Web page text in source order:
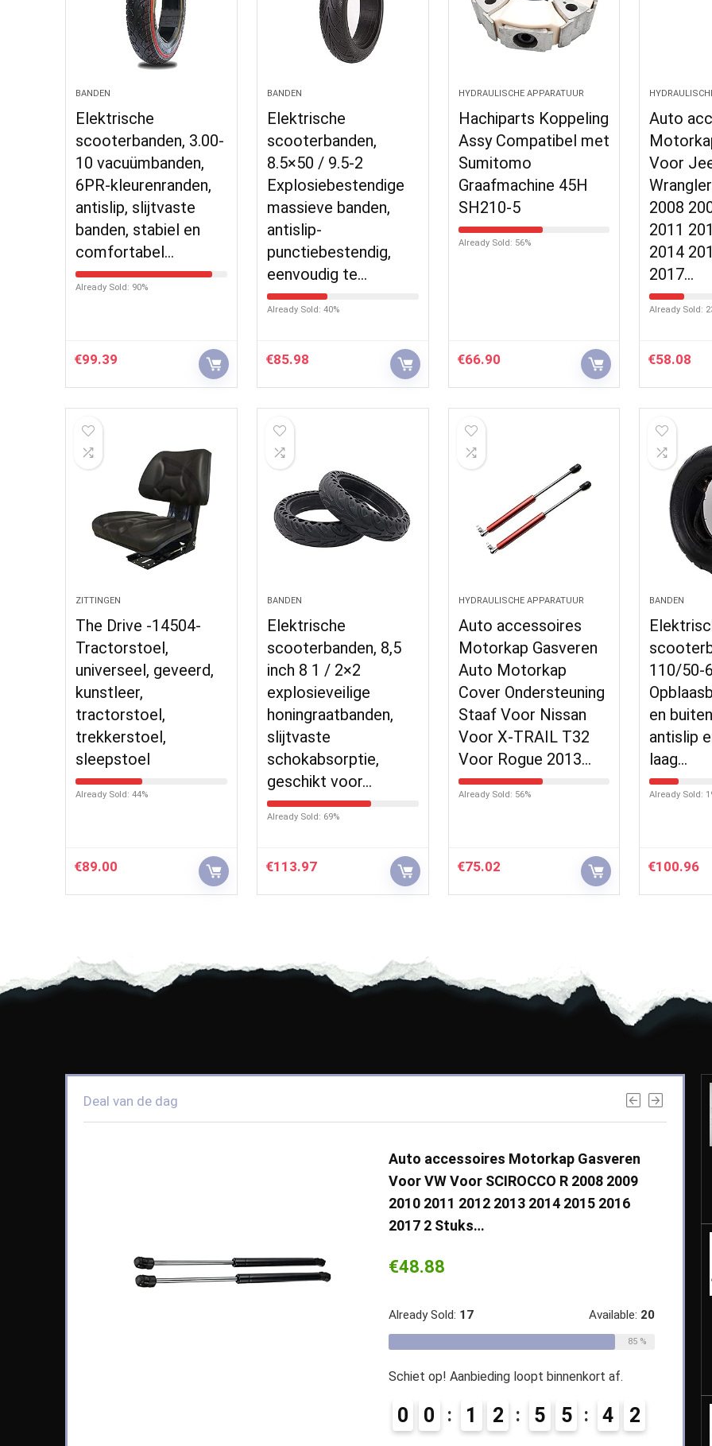
BANDEN
Elektrische
scooterbanden, 3.00-
10 vacuümbanden,
6PR-kleurenranden,
antislip, slijtvaste
banden, stabiel en
comfortabel…
Already Sold: 90%
€99.39
BANDEN
Elektrische
scooterbanden,
8.5×50 / 9.5-2
Explosiebestendige
massieve banden,
antislip-
punctiebestendig,
eenvoudig te…
Already Sold: 40%
€85.98
HYDRAULISCHE APPARATUUR
Hachiparts Koppeling
Assy Compatibel met
Sumitomo
Graafmachine 45H
SH210-5
Already Sold: 56%
€66.90
Auto
Voor
2008
2011
2014
2017…
Already Sold:
€58.08
ZITTINGEN
The Drive -14504-
Tractorstoel,
universeel, geveerd,
kunstleer,
tractorstoel,
trekkerstoel,
sleepstoel
Already Sold: 44%
€89.00
BANDEN
Elektrische
scooterbanden, 8,5
inch 8 1 / 2×2
explosieveilige
honingraatbanden,
slijtvaste
schokabsorptie,
geschikt voor…
Already Sold: 69%
€113.97
HYDRAULISCHE APPARATUUR
Auto accessoires
Motorkap Gasveren
Auto Motorkap
Cover Ondersteuning
Staaf Voor Nissan
Voor X-TRAIL T32
Voor Rogue 2013…
Already Sold: 56%
€75.02
BANDEN
110/50-
en
antislip
laag…
Already Sold:
€100.96
Deal van de dag
Auto accessoires Motorkap Gasveren
Voor VW Voor SCIROCCO R 2008 2009
2010 2011 2012 2013 2014 2015 2016
2017 2 Stuks…
€48.88
Already Sold: 17 Available: 20
85 %
Schiet op! Aanbieding loopt binnenkort af.
0 0 1 2 5 5 4 0
1